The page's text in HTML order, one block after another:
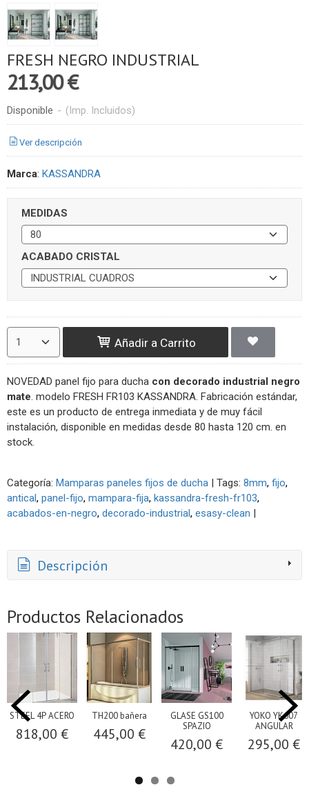
FRESH NEGRO INDUSTRIAL
213,00 €
Disponible - (Imp. Incluidos)
Ver descripción
Marca: KASSANDRA
MEDIDAS
ACABADO CRISTAL
Añadir a Carrito
NOVEDAD panel fijo para ducha con decorado industrial negro
mate. modelo FRESH FR103 KASSANDRA. Fabricación estándar,
este es un producto de entrega inmediata y de muy fácil
instalación, disponible en medidas desde 80 hasta 120 cm. en
stock.
Categoría: Mamparas paneles fijos de ducha | Tags: 8mm fijo
antical panel-fijo mampara-fija kassandra-fresh-fr103
acabados-en-negro decorado-industrial esasy-clean |
Descripción
Productos Relacionados
STEEL 4P ACERO
818,00 €
TH200 bañera
445,00 €
GLASE GS100
SPAZIO
420,00 €
YOKO YK607
ANGULAR
295,00 €